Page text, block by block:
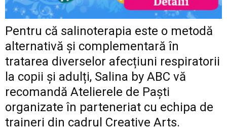
Pentru că salinoterapia este o metodă
alternativă și complementară în
tratarea diverselor afecțiuni respiratorii
la copii și adulți, Salina by ABC vă
recomandă Atelierele de Paști
organizate în parteneriat cu echipa de
traineri din cadrul Creative Arts.